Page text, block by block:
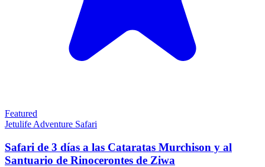
Featured
Jetulife Adventure Safari
Safari de 3 días a las Cataratas Murchison y al
Santuario de Rinocerontes de Ziwa